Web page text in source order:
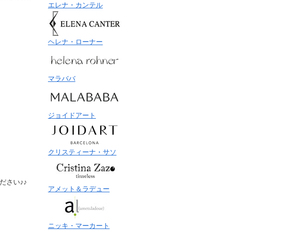
さい♪♪
エレナ・カンテル
ヘレナ・ローナー
マラババ
ジョイドアート
クリスティーナ・サソ
アメット＆ラデュー
ニッキ・マーカート